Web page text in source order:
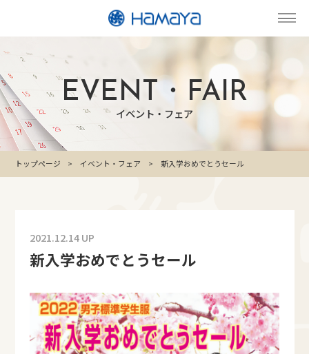
EVENT・FAIR
イベント・フェア
トップページ イベント・フェア 新入学おめでとうセール
2021.12.14 UP
新入学おめでとうセール